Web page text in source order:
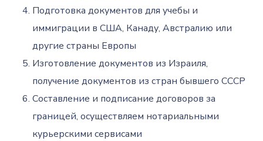
Подготовка документов для учебы и
иммиграции в США, Канаду, Австралию или
другие страны Европы
Изготовление документов из Израиля,
получение документов из стран бывшего СССР
Составление и подписание договоров за
границей, осуществляем нотариальными
курьерскими сервисами